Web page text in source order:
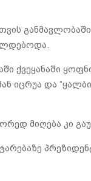
ქვეყანაში
იცრუა და
მიღება კი